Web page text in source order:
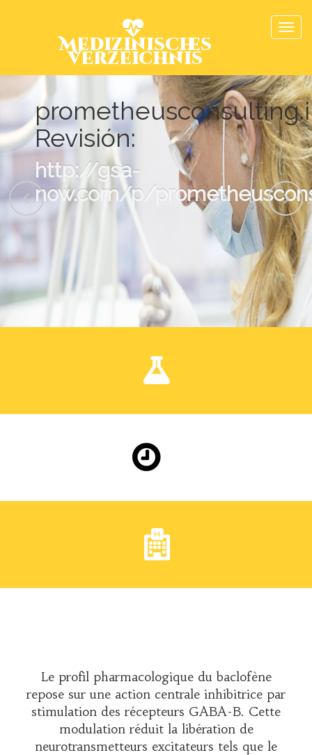
Medizinisches
Verzeichnis
Revisión:
http://gsa-
now.com/p/
Le profil pharmacologique du baclofène
repose sur une action centrale inhibitrice par
stimulation des récepteurs GABA-B. Cette
modulation réduit la libération de
neurotransmetteurs excitateurs tels que le